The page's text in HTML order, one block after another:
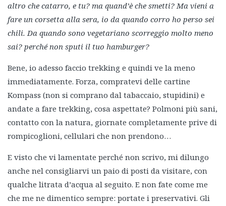
altro che catarro, e tu? ma quand’è che smetti? Ma vieni a
fare un corsetta alla sera, io da quando corro ho perso sei
chili. Da quando sono vegetariano scorreggio molto meno
sai? perché non sputi il tuo hamburger?
Bene, io adesso faccio trekking e quindi ve la meno
immediatamente. Forza, compratevi delle cartine
Kompass (non si comprano dal tabaccaio, stupidini) e
andate a fare trekking, cosa aspettate? Polmoni più sani,
contatto con la natura, giornate completamente prive di
rompicoglioni, cellulari che non prendono…
E visto che vi lamentate perché non scrivo, mi dilungo
anche nel consigliarvi un paio di posti da visitare, con
qualche litrata d’acqua al seguito. E non fate come me
che me ne dimentico sempre: portate i preservativi. Gli